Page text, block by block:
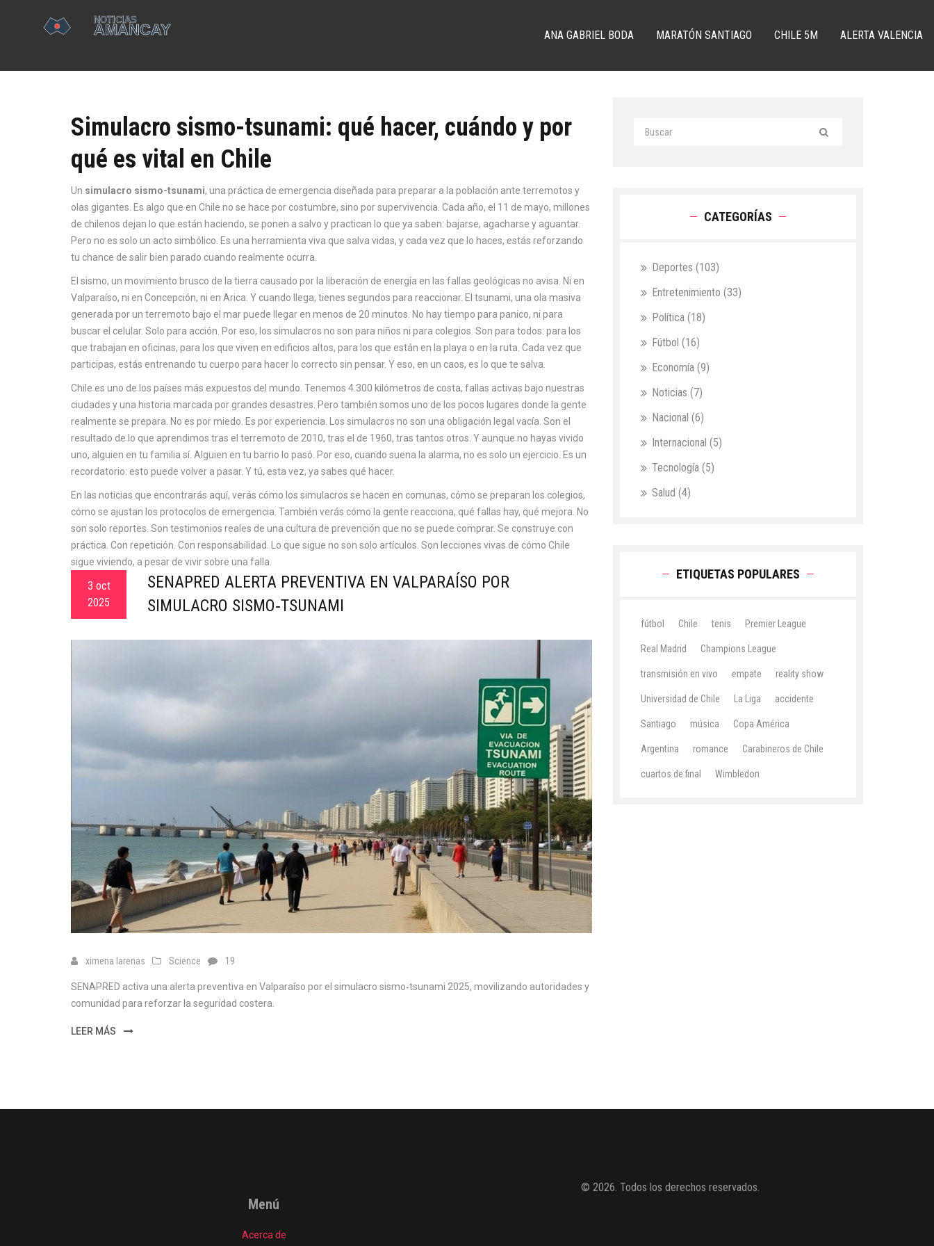
ANA GABRIEL BODA MARATÓN SANTIAGO CHILE 5M ALERTA VALENCIA
Simulacro sismo-tsunami: qué hacer, cuándo y por
qué es vital en Chile
Un simulacro sismo-tsunami, una práctica de emergencia diseñada para preparar a la población ante terremotos y
olas gigantes . Es algo que en Chile no se hace por costumbre, sino por supervivencia . Cada año, el 11 de mayo, millones
de chilenos dejan lo que están haciendo, se ponen a salvo y practican lo que ya saben: bajarse, agacharse y aguantar.
Pero no es solo un acto simbólico. Es una herramienta viva que salva vidas, y cada vez que lo haces, estás reforzando
tu chance de salir bien parado cuando realmente ocurra.
El sismo, un movimiento brusco de la tierra causado por la liberación de energía en las fallas geológicas no avisa. Ni en
Valparaíso, ni en Concepción, ni en Arica. Y cuando llega, tienes segundos para reaccionar. El tsunami, una ola masiva
generada por un terremoto bajo el marpuede llegar en menos de 20 minutos. No hay tiempo para panico, ni para
buscar el celular. Solo para acción. Por eso, los simulacros no son para niños ni para colegios. Son para todos: para los
que trabajan en oficinas, para los que viven en edificios altos, para los que están en la playa o en la ruta. Cada vez que
participas, estás entrenando tu cuerpo para hacer lo correcto sin pensar. Y eso, en un caos, es lo que te salva.
Chile es uno de los países más expuestos del mundo. Tenemos 4.300 kilómetros de costa, fallas activas bajo nuestras
ciudades y una historia marcada por grandes desastres. Pero también somos uno de los pocos lugares donde la gente
realmente se prepara. No es por miedo. Es por experiencia. Los simulacros no son una obligación legal vacía. Son el
resultado de lo que aprendimos tras el terremoto de 2010, tras el de 1960, tras tantos otros. Y aunque no hayas vivido
uno, alguien en tu familia sí. Alguien en tu barrio lo pasó. Por eso, cuando suena la alarma, no es solo un ejercicio. Es un
recordatorio: esto puede volver a pasar. Y tú, esta vez, ya sabes qué hacer.
En las noticias que encontrarás aquí, verás cómo los simulacros se hacen en comunas, cómo se preparan los colegios,
cómo se ajustan los protocolos de emergencia. También verás cómo la gente reacciona, qué fallas hay, qué mejora. No
son solo reportes. Son testimonios reales de una cultura de prevención que no se puede comprar. Se construye con
práctica. Con repetición. Con responsabilidad. Lo que sigue no son solo artículos. Son lecciones vivas de cómo Chile
sigue viviendo, a pesar de vivir sobre una falla.
3 oct
2025
SENAPRED ALERTA PREVENTIVA EN VALPARAÍSO POR
SIMULACRO SISMO‑TSUNAMI
ximena larenas Science 19
SENAPRED activa una alerta preventiva en Valparaíso por el simulacro sismo‑tsunami 2025, movilizando autoridades y
comunidad para reforzar la seguridad costera.
LEER MÁS
CATEGORÍAS
Deportes (103)
Entretenimiento (33)
Política (18)
Fútbol (16)
Economía (9)
Noticias (7)
Nacional (6)
Internacional (5)
Tecnología (5)
Salud (4)
ETIQUETAS POPULARES
fútbol Chile tenis Premier League
Real Madrid Champions League
transmisión en vivo empate reality show
Universidad de Chile La Liga accidente
Santiago música Copa América
Argentina romance Carabineros de Chile
cuartos de final Wimbledon
Menú
Acerca de
© 2026. Todos los derechos reservados.